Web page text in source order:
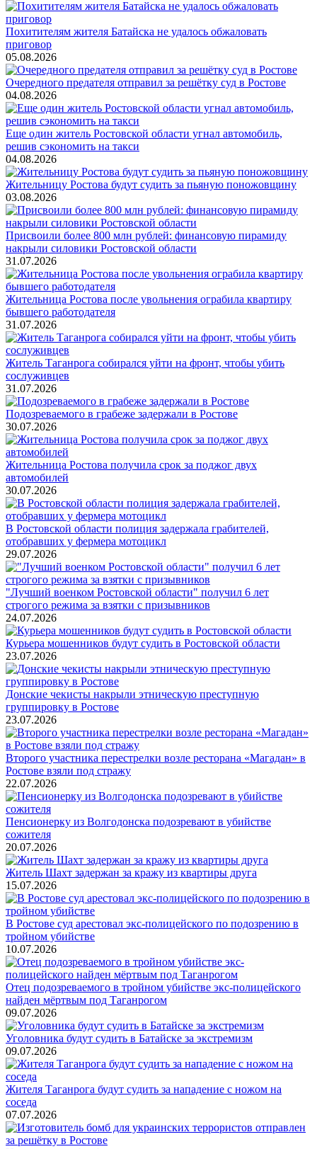
Похитителям жителя Батайска не удалось обжаловать
приговор
05.08.2026
Очередного предателя отправил за решётку суд в Ростове
04.08.2026
Еще один житель Ростовской области угнал автомобиль,
решив сэкономить на такси
04.08.2026
Жительницу Ростова будут судить за пьяную поножовщину
03.08.2026
Присвоили более 800 млн рублей: финансовую пирамиду
накрыли силовики Ростовской области
31.07.2026
Жительница Ростова после увольнения ограбила квартиру
бывшего работодателя
31.07.2026
Житель Таганрога собирался уйти на фронт, чтобы убить
сослуживцев
31.07.2026
Подозреваемого в грабеже задержали в Ростове
30.07.2026
Жительница Ростова получила срок за поджог двух
автомобилей
30.07.2026
В Ростовской области полиция задержала грабителей,
отобравших у фермера мотоцикл
29.07.2026
"Лучший военком Ростовской области" получил 6 лет
строгого режима за взятки с призывников
24.07.2026
Курьера мошенников будут судить в Ростовской области
23.07.2026
Донские чекисты накрыли этническую преступную
группировку в Ростове
23.07.2026
Второго участника перестрелки возле ресторана «Магадан» в
Ростове взяли под стражу
22.07.2026
Пенсионерку из Волгодонска подозревают в убийстве
сожителя
20.07.2026
Житель Шахт задержан за кражу из квартиры друга
15.07.2026
В Ростове суд арестовал экс-полицейского по подозрению в
тройном убийстве
10.07.2026
Отец подозреваемого в тройном убийстве экс-полицейского
найден мёртвым под Таганрогом
09.07.2026
Уголовника будут судить в Батайске за экстремизм
09.07.2026
Жителя Таганрога будут судить за нападение с ножом на
соседа
07.07.2026